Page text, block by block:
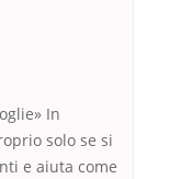
In
solo se si
e aiuta come